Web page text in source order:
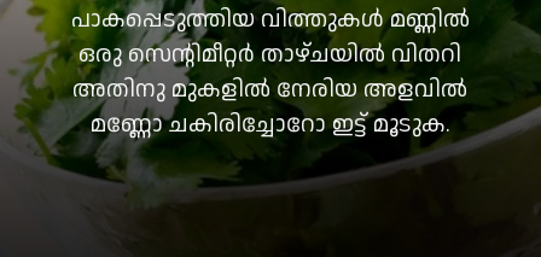
പാകപ്പെടുത്തിയ വിത്തുകൾ മണ്ണിൽ
ഒരു സെന്റിമീറ്റർ താഴ്ചയിൽ വിതറി
അതിനു മുകളിൽ നേരിയ അളവിൽ
മണ്ണോ ചകിരിച്ചോറോ ഇട്ട് മൂടുക.